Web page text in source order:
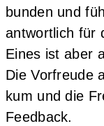
bun­den und
ant­wort­lich für
Eines ist aber
Die Vor­freu­de
kum und die
Feedback.